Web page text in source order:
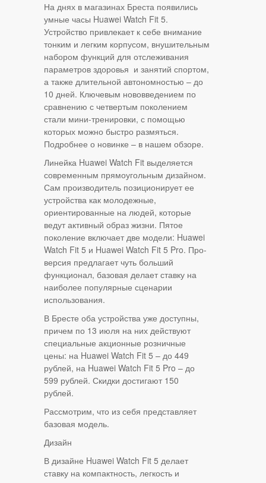
На днях в магазинах Бреста появились
умные часы Huawei Watch Fit 5.
Устройство привлекает к себе внимание
тонким и легким корпусом, внушительным
набором функций для отслеживания
параметров здоровья и занятий спортом,
а также длительной автономностью – до
10 дней. Ключевым нововведением по
сравнению с четвертым поколением
стали мини-тренировки, с помощью
которых можно быстро размяться.
Подробнее о новинке – в нашем обзоре.
Линейка Huawei Watch Fit выделяется
современным прямоугольным дизайном.
Сам производитель позиционирует ее
устройства как молодежные,
ориентированные на людей, которые
ведут активный образ жизни. Пятое
поколение включает две модели: Huawei
Watch Fit 5 и Huawei Watch Fit 5 Pro. Про-
версия предлагает чуть больший
функционал, базовая делает ставку на
наиболее популярные сценарии
использования.
В Бресте оба устройства уже доступны,
причем по 13 июля на них действуют
специальные акционные розничные
цены: на Huawei Watch Fit 5 – до 449
рублей, на Huawei Watch Fit 5 Pro – до
599 рублей. Скидки достигают 150
рублей.
Рассмотрим, что из себя представляет
базовая модель.
Дизайн
В дизайне Huawei Watch Fit 5 делает
ставку на компактность, легкость и